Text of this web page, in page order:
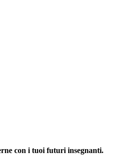
con i tuoi futuri insegnanti.